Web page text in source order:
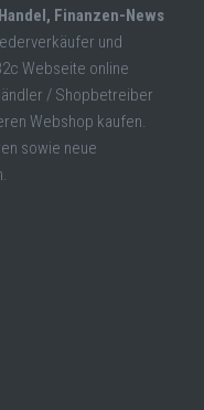
Finanzen-News
und
Webseite online
/ Shopbetreiber
Webshop kaufen.
sowie neue